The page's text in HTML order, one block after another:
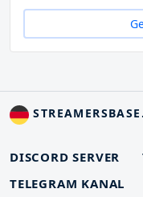
DISCORD SERVER
TELEGRAM KANAL